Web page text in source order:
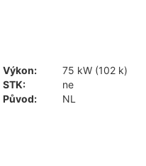
Výkon:
75 kW (102 k)
STK:
ne
Původ:
NL